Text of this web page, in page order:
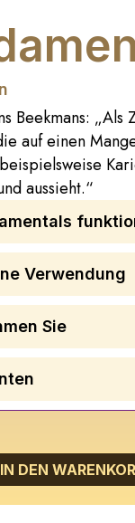
Beekmans:
auf einen
aussieht.“
Verwendung
Sie
IN DEN